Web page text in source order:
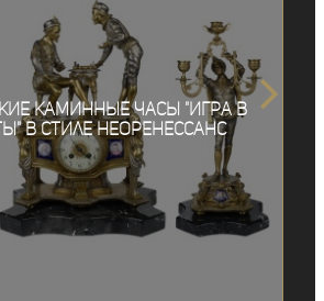
каминные часы "Игра в
в стиле неоренессанс